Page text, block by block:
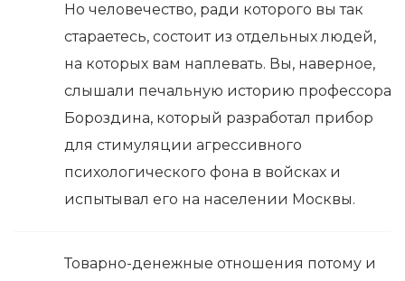
Но человечество, ради которого вы так
стараетесь, состоит из отдельных людей,
на которых вам наплевать. Вы, наверное,
слышали печальную историю профессора
Бороздина, который разработал прибор
для стимуляции агрессивного
психологического фона в войсках и
испытывал его на населении Москвы.
Товарно-денежные отношения потому и